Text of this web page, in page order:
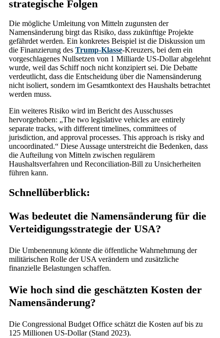
strategische Folgen
Die mögliche Umleitung von Mitteln zugunsten der
Namensänderung birgt das Risiko, dass zukünftige Projekte
gefährdet werden. Ein konkretes Beispiel ist die Diskussion um
die Finanzierung des Trump-Klasse-Kreuzers, bei dem ein
vorgeschlagenes Nullsetzen von 1 Milliarde US-Dollar abgelehnt
wurde, weil das Schiff noch nicht konzipiert sei. Die Debatte
verdeutlicht, dass die Entscheidung über die Namensänderung
nicht isoliert, sondern im Gesamtkontext des Haushalts betrachtet
werden muss.
Ein weiteres Risiko wird im Bericht des Ausschusses
hervorgehoben: „The two legislative vehicles are entirely
separate tracks, with different timelines, committees of
jurisdiction, and approval processes. This approach is risky and
uncoordinated.“ Diese Aussage unterstreicht die Bedenken, dass
die Aufteilung von Mitteln zwischen regulärem
Haushaltsverfahren und Reconciliation-Bill zu Unsicherheiten
führen kann.
Schnellüberblick:
Was bedeutet die Namensänderung für die
Verteidigungsstrategie der USA?
Die Umbenennung könnte die öffentliche Wahrnehmung der
militärischen Rolle der USA verändern und zusätzliche
finanzielle Belastungen schaffen.
Wie hoch sind die geschätzten Kosten der
Namensänderung?
Die Congressional Budget Office schätzt die Kosten auf bis zu
125 Millionen US-Dollar (Stand 2023).